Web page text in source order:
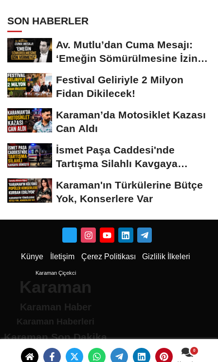
SON HABERLER
Av. Mutlu’dan Cuma Mesajı:
‘Emeğin Sömürülmesine İzin
Festival Geliriyle 2 Milyon
Fidan Dikilecek!
Karaman’da Motosiklet Kazası
Can Aldı
İsmet Paşa Caddesi'nde
Tartışma Silahlı Kavgaya
Karaman'ın Türkülerine Bütçe
Yok, Konserlere Var
Künye İletişim Çerez Politikası Gizlilik İlkeleri
Karaman Çiçekci
Karaman
Karaman Haber
Karaman Haberleri
Karaman Son Dakika
Karaman son dakika Haberleri